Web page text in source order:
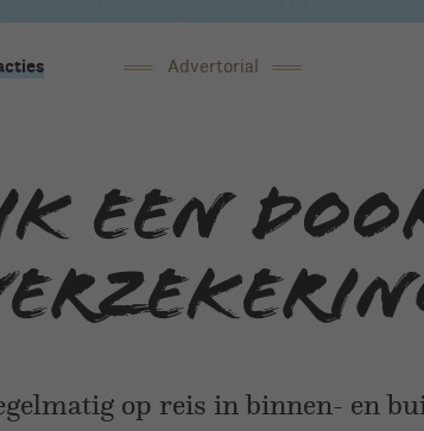
Advertorial
een
op reis in binnen- en